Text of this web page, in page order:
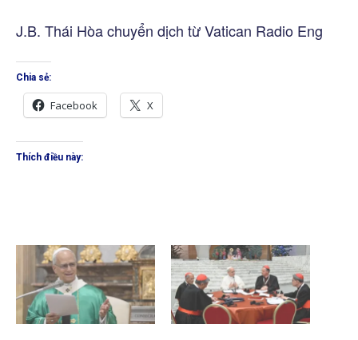
J.B. Thái Hòa chuyển dịch từ Vatican Radio Eng
Chia sẻ:
Facebook X
Thích điều này: